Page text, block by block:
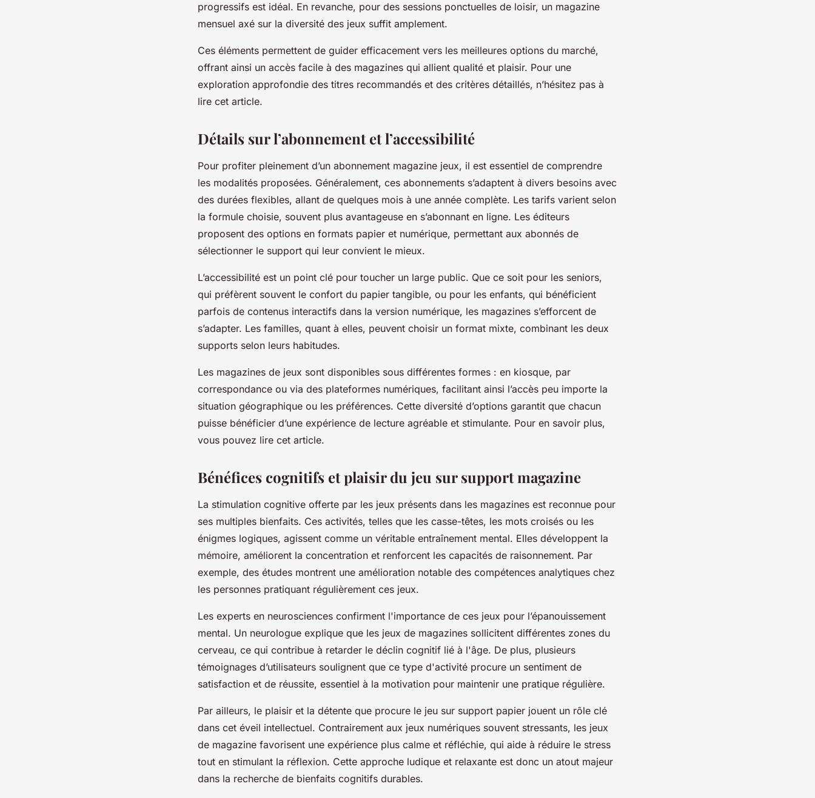
progressifs est idéal. En revanche, pour des sessions ponctuelles de loisir, un magazine
mensuel axé sur la diversité des jeux suffit amplement.
Ces éléments permettent de guider efficacement vers les meilleures options du marché,
offrant ainsi un accès facile à des magazines qui allient qualité et plaisir. Pour une
exploration approfondie des titres recommandés et des critères détaillés, n’hésitez pas à
lire cet article.
Détails sur l’abonnement et l’accessibilité
Pour profiter pleinement d’un abonnement magazine jeux, il est essentiel de comprendre
les modalités proposées. Généralement, ces abonnements s’adaptent à divers besoins avec
des durées flexibles, allant de quelques mois à une année complète. Les tarifs varient selon
la formule choisie, souvent plus avantageuse en s’abonnant en ligne. Les éditeurs
proposent des options en formats papier et numérique, permettant aux abonnés de
sélectionner le support qui leur convient le mieux.
L’accessibilité est un point clé pour toucher un large public. Que ce soit pour les seniors,
qui préfèrent souvent le confort du papier tangible, ou pour les enfants, qui bénéficient
parfois de contenus interactifs dans la version numérique, les magazines s’efforcent de
s’adapter. Les familles, quant à elles, peuvent choisir un format mixte, combinant les deux
supports selon leurs habitudes.
Les magazines de jeux sont disponibles sous différentes formes : en kiosque, par
correspondance ou via des plateformes numériques, facilitant ainsi l’accès peu importe la
situation géographique ou les préférences. Cette diversité d’options garantit que chacun
puisse bénéficier d’une expérience de lecture agréable et stimulante. Pour en savoir plus,
vous pouvez lire cet article.
Bénéfices cognitifs et plaisir du jeu sur support magazine
La stimulation cognitive offerte par les jeux présents dans les magazines est reconnue pour
ses multiples bienfaits. Ces activités, telles que les casse-têtes, les mots croisés ou les
énigmes logiques, agissent comme un véritable entraînement mental. Elles développent la
mémoire, améliorent la concentration et renforcent les capacités de raisonnement. Par
exemple, des études montrent une amélioration notable des compétences analytiques chez
les personnes pratiquant régulièrement ces jeux.
Les experts en neurosciences confirment l'importance de ces jeux pour l’épanouissement
mental. Un neurologue explique que les jeux de magazines sollicitent différentes zones du
cerveau, ce qui contribue à retarder le déclin cognitif lié à l'âge. De plus, plusieurs
témoignages d’utilisateurs soulignent que ce type d'activité procure un sentiment de
satisfaction et de réussite, essentiel à la motivation pour maintenir une pratique régulière.
Par ailleurs, le plaisir et la détente que procure le jeu sur support papier jouent un rôle clé
dans cet éveil intellectuel. Contrairement aux jeux numériques souvent stressants, les jeux
de magazine favorisent une expérience plus calme et réfléchie, qui aide à réduire le stress
tout en stimulant la réflexion. Cette approche ludique et relaxante est donc un atout majeur
dans la recherche de bienfaits cognitifs durables.